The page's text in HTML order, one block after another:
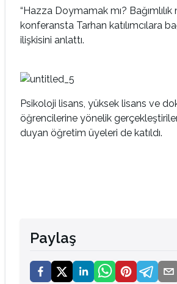
“Hazza Doymamak mı? Bağımlılık
konferansta Tarhan katılımcılara
ilişkisini anlattı.
Psikoloji lisans, yüksek lisans ve
öğrencilerine yönelik
duyan öğretim üyeleri de katıldı.
Paylaş